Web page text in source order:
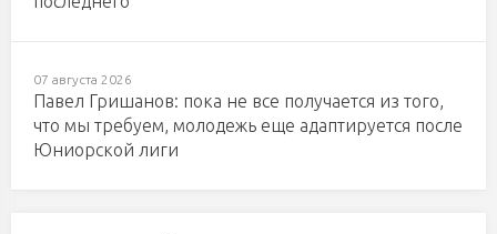
07 августа 2026
Павел Гришанов: пока не все получается из того,
что мы требуем, молодежь еще адаптируется после
Юниорской лиги